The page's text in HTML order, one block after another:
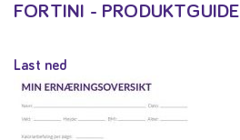
FORTINI - PRODUKTGUIDE
Last ned